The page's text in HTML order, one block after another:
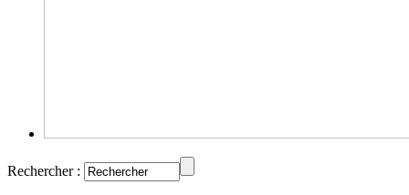
Rechercher :